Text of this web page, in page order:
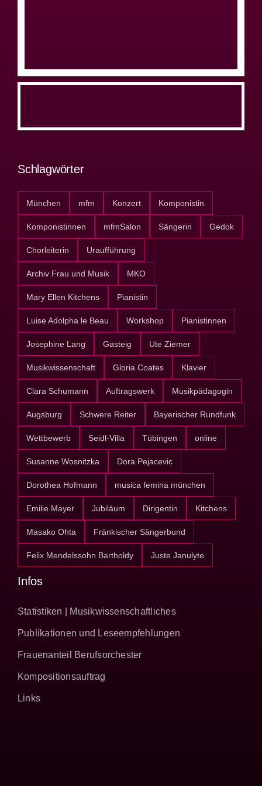
Schlagwörter
München mfm Konzert Komponistin
Komponistinnen mfmSalon Sängerin Gedok
Chorleiterin Uraufführung
Archiv Frau und Musik MKO
Mary Ellen Kitchens Pianistin
Luise Adolpha le Beau Workshop Pianistinnen
Josephine Lang Gasteig Ute Ziemer
Musikwissenschaft Gloria Coates Klavier
Clara Schumann Auftragswerk Musikpädagogin
Augsburg Schwere Reiter Bayerischer Rundfunk
Wettbewerb Seidl-Villa Tübingen online
Susanne Wosnitzka Dora Pejacevic
Dorothea Hofmann musica femina münchen
Emilie Mayer Jubiläum Dirigentin Kitchens
Masako Ohta Fränkischer Sängerbund
Felix Mendelssohn Bartholdy Juste Janulyte
Infos
Statistiken | Musikwissenschaftliches
Publikationen und Leseempfehlungen
Frauenanteil Berufsorchester
Kompositionsauftrag
Links